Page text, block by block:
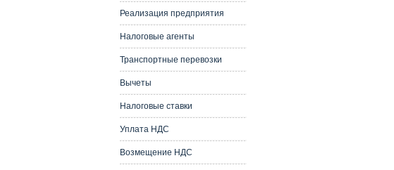
Реализация предприятия
Налоговые агенты
Транспортные перевозки
Вычеты
Налоговые ставки
Уплата НДС
Возмещение НДС